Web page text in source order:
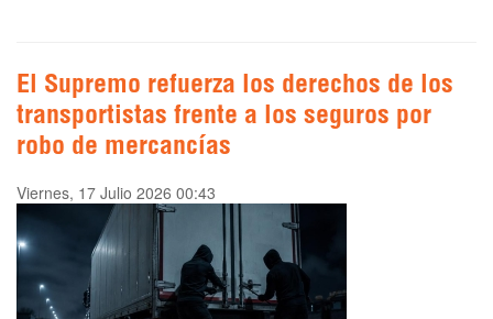
El Supremo refuerza los derechos de los
transportistas frente a los seguros por
robo de mercancías
Viernes, 17 Julio 2026 00:43